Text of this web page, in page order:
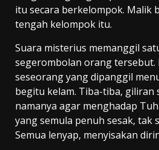
itu secara berkelompok. Malik
tengah kelompok itu.
Suara misterius memanggil
segerombolan orang tersebut.
seseorang yang dipanggil
begitu kelam. Tiba-tiba, giliran
namanya agar menghadap
yang semula penuh sesak, tak
Semua lenyap, menyisakan